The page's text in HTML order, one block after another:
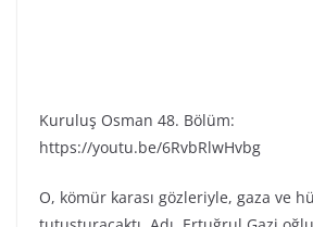
Kuruluş Osman 48. Bölüm:
https://youtu.be/6RvbRlwHvbg
O, kömür karası gözleriyle, gaza ve